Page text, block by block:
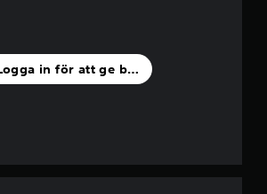
in för att ge betyg